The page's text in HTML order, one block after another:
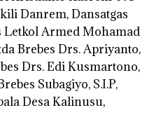
Danrem, Dansatgas
Letkol Armed Mohamad
Brebes Drs. Apriyanto,
Drs. Edi Kusmartono,
Subagiyo, S.I.P,
Desa Kalinusu,